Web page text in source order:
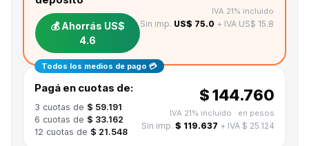
💰 Ahorrás US$
4.6
IVA 21% incluido
Sin imp. US$ 75.0 + IVA US$ 15.8
Todos los medios de pago 💳
Pagá en cuotas de:
3 cuotas de $ 59.191
6 cuotas de $ 33.162
12 cuotas de $ 21.548
$ 144.760
IVA 21% incluido · en pesos
Sin imp. $ 119.637 + IVA $ 25.124